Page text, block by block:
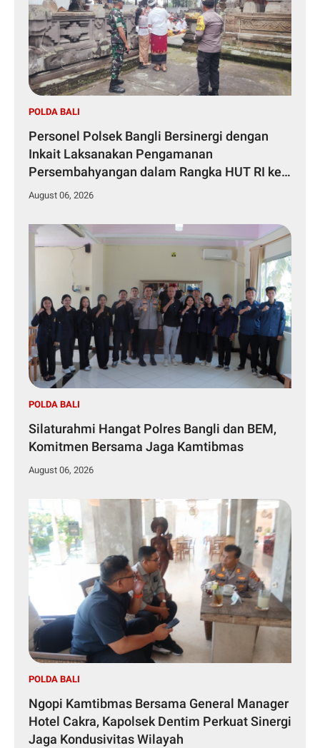
POLDA BALI
Personel Polsek Bangli Bersinergi dengan
Inkait Laksanakan Pengamanan
Persembahyangan dalam Rangka HUT RI ke-
81 Tahun 2026
August 06, 2026
POLDA BALI
Silaturahmi Hangat Polres Bangli dan BEM,
Komitmen Bersama Jaga Kamtibmas
August 06, 2026
POLDA BALI
Ngopi Kamtibmas Bersama General Manager
Hotel Cakra, Kapolsek Dentim Perkuat Sinergi
Jaga Kondusivitas Wilayah